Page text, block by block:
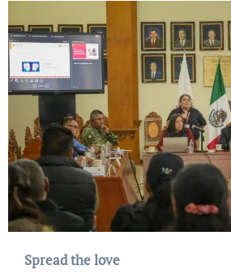
Spread the love